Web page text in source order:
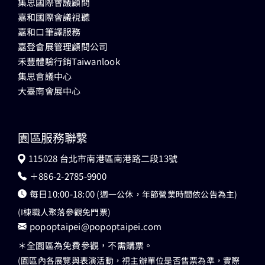
嘉和國際會議視聽
嘉和口筆譯服務
嘉登會展管理顧問公司
禾豐體驗行銷Taiwanlook
集思會議中心
大臺南會展中心
園區服務聯繫
115028 台北市南港區南港路二段13號
＋886-2-2785-9900
每日10:00-18:00 (週一公休，年節營業時間依公告為主)
(I棟職人聚落參觀免門票)
popoptaipei@popoptaipei.com
＊全園區為免費參觀，不需購票。
(園區內各展覽與表演活動，視主辦單位是否售票為準，實際